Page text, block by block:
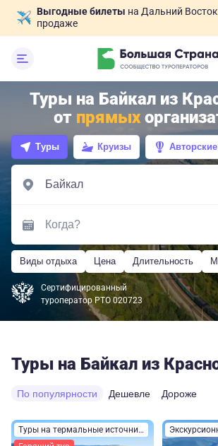
Выгодные билеты на Дальний
продаже
Туры на Байкал из
от прямых
Туры Круизы
Виды отдыха Цена Длительность
Сертифицированный
туроператор РТО 020723
Туры на Байкал из
По популярности Дешевле Дороже
Туры на термальные источники